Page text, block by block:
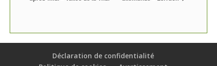
Déclaration de confidentialité